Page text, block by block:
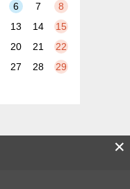
6 7
8
13 14
15
20 21
22
27 28
29
✕